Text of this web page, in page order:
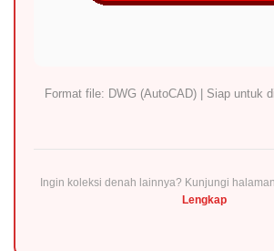
Format file: DWG (AutoCAD) | Siap untuk
Ingin koleksi denah lainnya? Kunjungi halaman
Lengkap